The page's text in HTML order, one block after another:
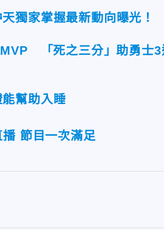
獨家掌握最新動向曝光！
「死之三分」助勇士3
能幫助入睡
節目一次滿足